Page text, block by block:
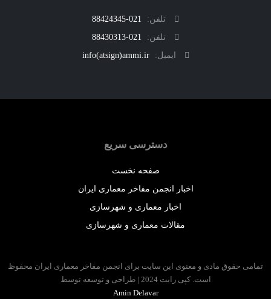
تلفن:
021-88424345
تلفن:
021-88430313
ایمیل:
info(atsign)ammi.ir
دسترسی سریع
صفحه نخست
اخبار انجمن مفاخر معماری ایران
اخبار معماری و شهرسازی
مقالات معماری و شهرسازی
حقوق مادی و معنوی این سایت برای انجمن مفاخر معماری ایران محفوظ
است. کپی رایت 2024 | طراحی و توسعه توسط
Amin Delavar